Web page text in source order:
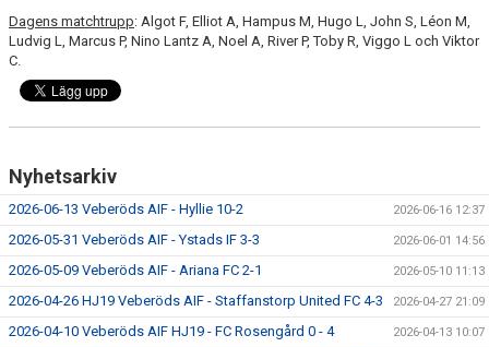
Dagens matchtrupp: Algot F, Elliot A, Hampus M, Hugo L, John S, Léon M,
Ludvig L, Marcus P, Nino Lantz A, Noel A, River P, Toby R, Viggo L och Viktor
C.
Nyhetsarkiv
2026-06-13 Veberöds AIF - Hyllie 10-2 2026-06-16 12:37
2026-05-31 Veberöds AIF - Ystads IF 3-3 2026-06-01 14:56
2026-05-09 Veberöds AIF - Ariana FC 2-1 2026-05-10 11:13
2026-04-26 HJ19 Veberöds AIF - Staffanstorp United FC 4-3 2026-04-27 21:09
2026-04-10 Veberöds AIF HJ19 - FC Rosengård 0 - 4 2026-04-13 10:07